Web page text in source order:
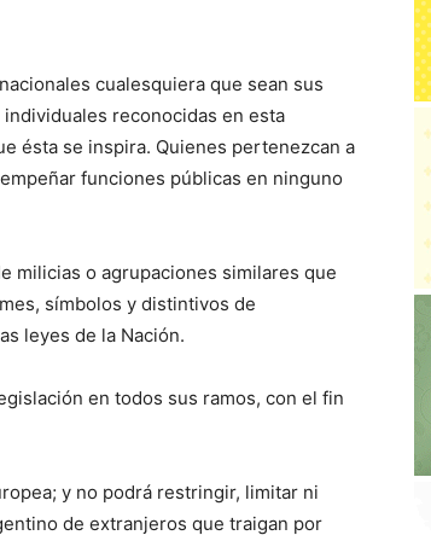
cualesquiera que sean sus
reconocidas en esta
ésta se inspira. Quienes pertenezcan a
funciones públicas en ninguno
milicias o agrupaciones similares que
símbolos y distintivos de
leyes de la Nación.
en todos sus ramos, con el fin
y no podrá restringir, limitar ni
de extranjeros que traigan por